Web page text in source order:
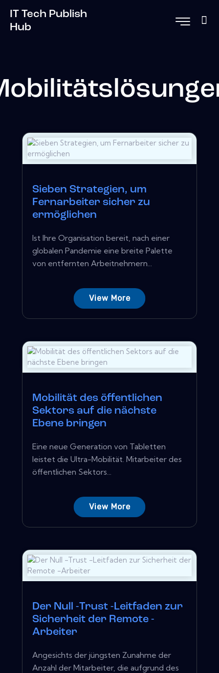
IT Tech Publish
Hub
Sieben Strategien, um
Fernarbeiter sicher zu
ermöglichen
Ist Ihre Organisation bereit, nach einer
globalen Pandemie eine breite Palette
von entfernten Arbeitnehmern...
View More
Mobilität des öffentlichen
Sektors auf die nächste
Ebene bringen
Eine neue Generation von Tabletten
leistet die Ultra-Mobilität. Mitarbeiter des
öffentlichen Sektors...
View More
Der Null -Trust -Leitfaden zur
Sicherheit der Remote -
Arbeiter
Angesichts der jüngsten Zunahme der
Anzahl der Mitarbeiter, die aufgrund des